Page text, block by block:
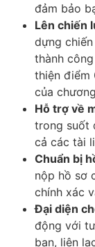
đảm bảo
Lên chiến
dựng
thành
thiện điểm
của
Hỗ trợ về
trong suốt
cả các tài
Chuẩn bị
nộp hồ sơ
chính xác
Đại diện
động với
bạn, liên